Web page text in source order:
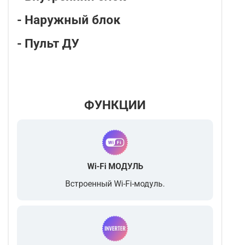
- Наружный блок
- Пульт ДУ
ФУНКЦИИ
Wi-Fi МОДУЛЬ
Встроенный Wi-Fi-модуль.